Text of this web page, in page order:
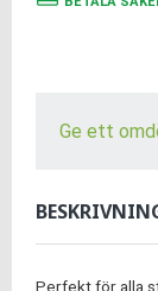
Ge ett
Perfekt för alla